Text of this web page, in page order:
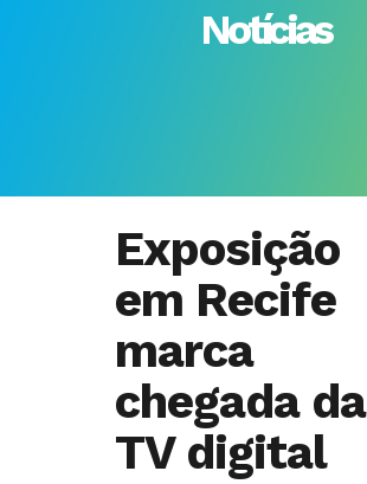
Notícias
Exposição
em Recife
marca
chegada da
TV digital